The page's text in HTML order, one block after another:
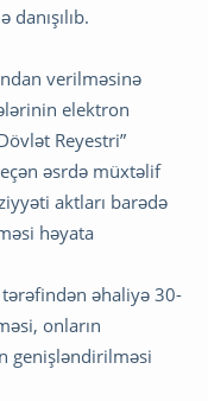
verilməsinə
elektron
Reyestri”
əsrdə müxtəlif
aktları barədə
həyata
əhaliyə 30-
onların
genişləndirilməsi